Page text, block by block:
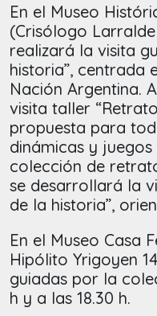
En el Museo
(Crisólogo
realizará la visita
historia”, centrada
Nación Argentina.
visita taller
propuesta para
dinámicas y
colección de
se desarrollará la
de la historia”,
En el Museo Casa
Hipólito Yrigoyen
guiadas por la
h y a las 18.30 h.